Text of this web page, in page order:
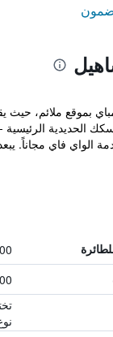
الحديدية
الواي فاي مجاناً.